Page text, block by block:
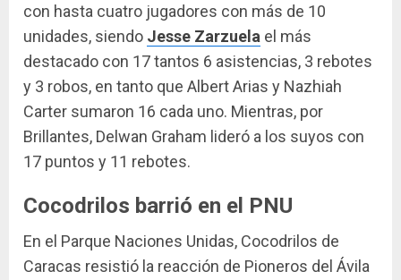
con hasta cuatro jugadores con más de 10
unidades, siendo Jesse Zarzuela el más
destacado con 17 tantos 6 asistencias, 3 rebotes
y 3 robos, en tanto que Albert Arias y Nazhiah
Carter sumaron 16 cada uno. Mientras, por
Brillantes, Delwan Graham lideró a los suyos con
17 puntos y 11 rebotes.
Cocodrilos barrió en el PNU
En el Parque Naciones Unidas, Cocodrilos de
Caracas resistió la reacción de Pioneros del Ávila